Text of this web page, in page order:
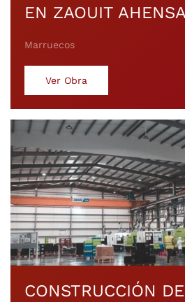
EN ZAOUIT
Marruecos
Ver Obra
CONSTRUCCIÓN